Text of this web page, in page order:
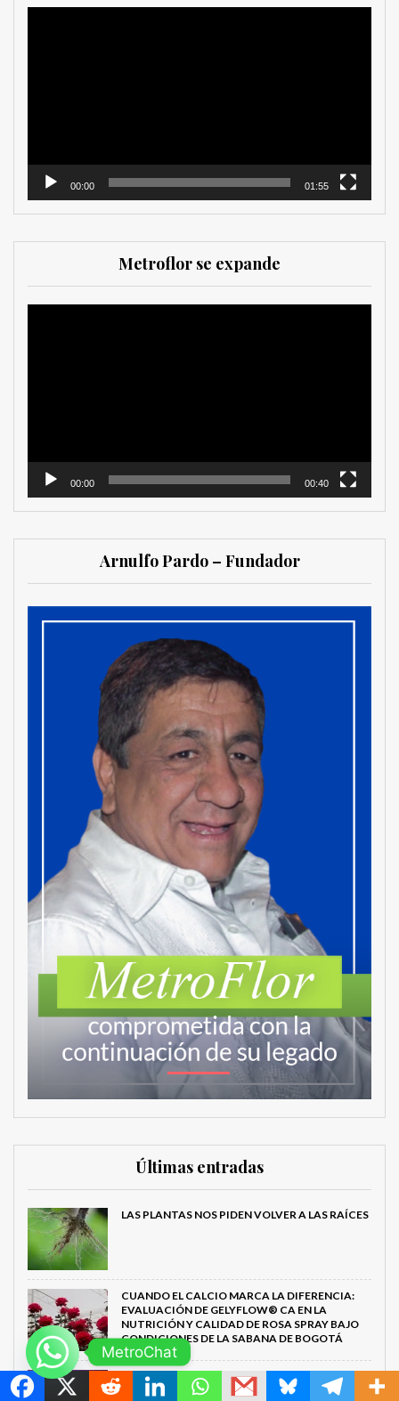
00:00 01:55
Metroflor se expande
00:00 00:40
Arnulfo Pardo – Fundador
Últimas entradas
LAS PLANTAS NOS PIDEN VOLVER A LAS RAÍCES
CUANDO EL CALCIO MARCA LA DIFERENCIA:
EVALUACIÓN DE GELYFLOW® CA EN LA
NUTRICIÓN Y CALIDAD DE ROSA SPRAY BAJO
CONDICIONES DE LA SABANA DE BOGOTÁ
FLORIEXPO
MetroChat